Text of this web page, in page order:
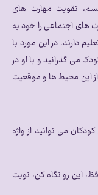
تقویت مهارت های
های اجتماعی را خود به
دارند. در این مورد با
می گذرانید و با او در
این محیط ها و موقعیت
می توانید از واژه
این رو نگاه کن، نوبت